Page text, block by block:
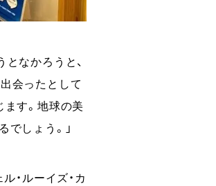
なかろうと、
会ったとして
す。地球の美
しょう。」
・ルーイズ・カ